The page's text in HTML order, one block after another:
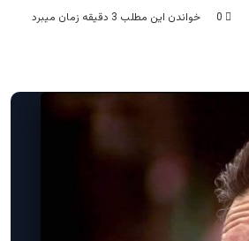
0 خواندن این مطلب 3 دقیقه زمان میبرد